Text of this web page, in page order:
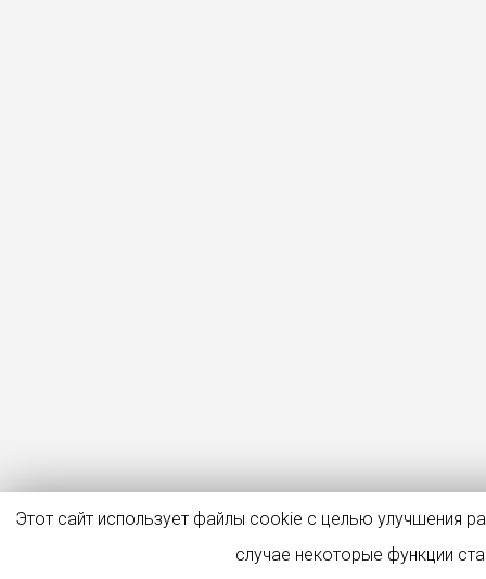
Этот сайт использует файлы cookie с целью улучшения
случае некоторые функции